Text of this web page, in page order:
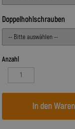
Doppelhohlschrauben
Anzahl
In den